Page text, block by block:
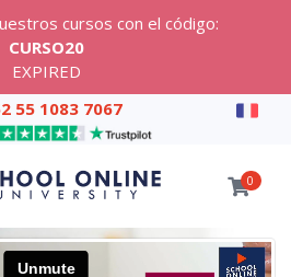
cursos con el código:
CURSO20
EXPIRED
55 1083 7067
0